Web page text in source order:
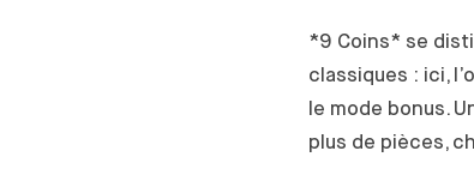
*9 Coins* se
classiques : ici,
le mode bonus.
plus de pièces,